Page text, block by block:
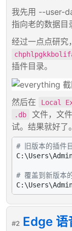
我先用 --user-
指向老的数据目
经过一点点研
插件目录。
然后在 Local
.db
文件，文
试。结果就好了。
# 旧版本的插件
# 覆盖到新版本
#2 Edge 语